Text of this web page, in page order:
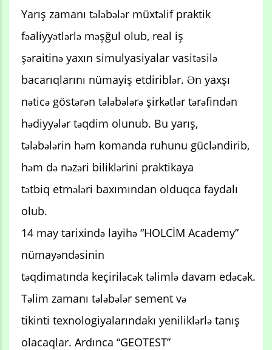
Yarış zamanı tələbələr müxtəlif praktik
fəaliyyətlərlə məşğul olub, real iş
şəraitinə yaxın simulyasiyalar vasitəsilə
bacarıqlarını nümayiş etdiriblər. Ən yaxşı
nəticə göstərən tələbələrə şirkətlər tərəfindən
hədiyyələr təqdim olunub. Bu yarış,
tələbələrin həm komanda ruhunu gücləndirib,
həm də nəzəri biliklərini praktikaya
tətbiq etmələri baxımından olduqca faydalı
olub.
14 may tarixində layihə “HOLCİM Academy”
nümayəndəsinin
təqdimatında keçiriləcək təlimlə davam edəcək.
Təlim zamanı tələbələr sement və
tikinti texnologiyalarındakı yeniliklərlə tanış
olacaqlar. Ardınca “GEOTEST”